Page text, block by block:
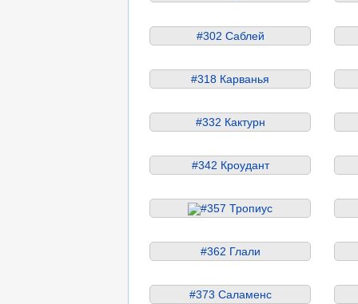
#302 Саблей
#318 Карванья
#332 Кактурн
#342 Кроудант
#357 Тропиус
#362 Глали
#373 Саламенс